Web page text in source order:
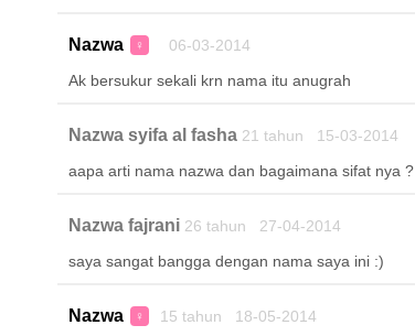
Nazwa ♀ 06-03-2014
Ak bersukur sekali krn nama itu anugrah
Nazwa syifa al fasha21 tahun 15-03-2014
aapa arti nama nazwa dan bagaimana sifat nya ?
Nazwa fajrani26 tahun 27-04-2014
saya sangat bangga dengan nama saya ini :)
Nazwa ♀ 15 tahun 18-05-2014